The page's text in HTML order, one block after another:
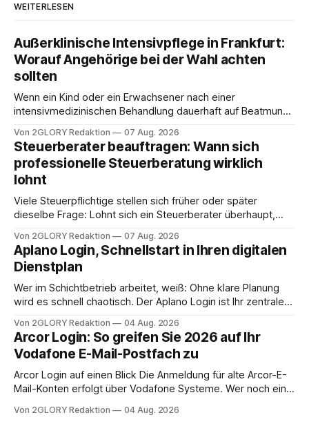
WEITERLESEN
Außerklinische Intensivpflege in Frankfurt:
Worauf Angehörige bei der Wahl achten
sollten
Wenn ein Kind oder ein Erwachsener nach einer
intensivmedizinischen Behandlung dauerhaft auf Beatmung
angewiesen ist, stellt sich für Familien eine schwierige
Frage: Muss die Versorgung dauerhaft in der Klinik bleiben –
oder ist ein Leben zu Hause möglich? Die außerklinische
Intensivpflege bietet genau diese Alternative: Sie
Von 2GLORY Redaktion 07 Aug. 2026
Steuerberater beauftragen: Wann sich
professionelle Steuerberatung wirklich
lohnt
Viele Steuerpflichtige stellen sich früher oder später
dieselbe Frage: Lohnt sich ein Steuerberater überhaupt,
erledigen? Die kurze Antwort: Bei einfachen
Einkommensverhältnissen reicht häufig eine Steuersoftware
aus – sobald jedoch mehrere Einkunftsarten
zusammentreffen oder größere finanzielle Veränderungen
anstehen, zahlt sich professionelle Unterstützung meist
Von 2GLORY Redaktion 07 Aug. 2026
Aplano Login, Schnellstart in Ihren digitalen
Dienstplan
Wer im Schichtbetrieb arbeitet, weiß: Ohne klare Planung
wird es schnell chaotisch. Der Aplano Login ist Ihr zentraler
abwesenheiten und die gesamte kommunikation rund um
Ihr personal digital zu organisieren. In diesem Leitfaden
erfahren Sie alles, was Sie für einen reibungslosen Einstieg
brauchen, von der Registrierung
Von 2GLORY Redaktion 04 Aug. 2026
Arcor Login: So greifen Sie 2026 auf Ihr
Vodafone E-Mail-Postfach zu
Arcor Login auf einen Blick Die Anmeldung für alte Arcor-E-
Mail-Konten erfolgt über Vodafone Systeme. Wer noch eine
besitzt, loggt sich heute über das Vodafone E-Mail & Cloud
Von 2GLORY Redaktion 04 Aug. 2026